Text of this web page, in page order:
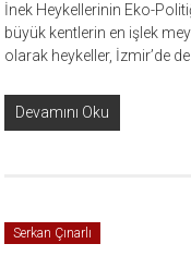
İnek Heykellerinin Eko-
büyük kentlerin en işlek
olarak heykeller, İzmir’de
Devamını Oku
Serkan Çınarlı